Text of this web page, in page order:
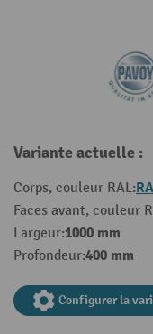
Variante actuelle :
Corps, couleur RAL:
Faces avant, couleur
Largeur:1000 mm
Profondeur:400 mm
Configurer la